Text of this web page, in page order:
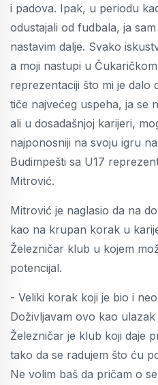
i padova. Ipak, u periodu
odustajali od fudbala, ja
nastavim dalje. Svako
a moji nastupi u
reprezentaciji što mi je dalo
tiče najvećeg uspeha, ja se
ali u dosadašnjoj karijeri,
najponosniji na svoju igru
Budimpešti sa U17
Mitrović.
Mitrović je naglasio da na
kao na krupan korak u
Železničar klub u kojem
potencijal.
- Veliki korak koji je bio i
Doživljavam ovo kao
Železničar je klub koji daje
tako da se radujem što ću
Ne volim baš da pričam o